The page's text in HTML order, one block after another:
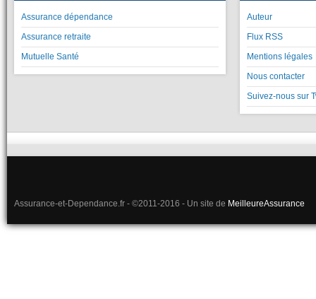
Assurance dépendance
Assurance retraite
Mutuelle Santé
Auteur
Flux RSS
Mentions légales
Nous contacter
Suivez-nous sur
Assurance-et-Dependance.fr - ©2011-2016 - Un site de MeilleureAssurance